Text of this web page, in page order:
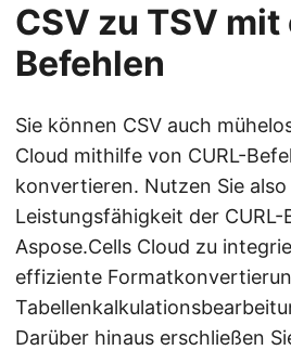
CSV zu TSV mit
Befehlen
Sie können CSV auch
Cloud mithilfe von CURL-
konvertieren. Nutzen Sie also
Leistungsfähigkeit der CURL-
Aspose.Cells Cloud zu
effiziente
Darüber hinaus erschließen